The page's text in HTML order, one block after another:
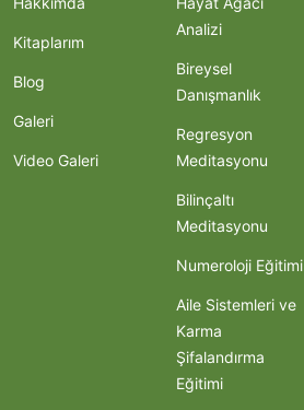
Kitaplarım
Blog
Galeri
Video Galeri
Analizi
Bireysel
Danışmanlık
Regresyon
Meditasyonu
Bilinçaltı
Meditasyonu
Numeroloji Eğitimi
Aile Sistemleri ve
Karma
Şifalandırma
Eğitimi